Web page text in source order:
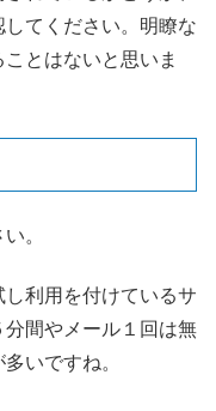
てください。明瞭な
とはないと思いま
。
利用を付けているサ
間やメール１回は無
いですね。